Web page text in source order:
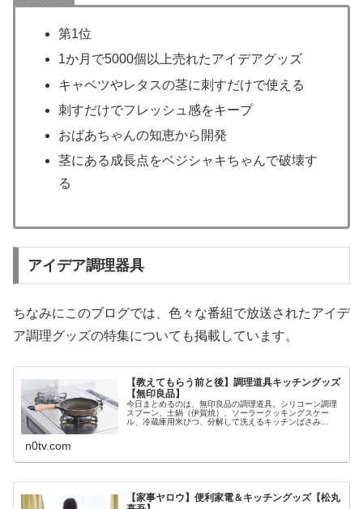
第1位
1か月で5000個以上売れたアイデアグッズ
キャベツやレタスの茎に刺すだけで使える
刺すだけでフレッシュ感をキープ
おばあちゃんの知恵から開発
茎にある成長点をベジシャキちゃんで破壊す
る
アイデア調理器具
ちなみにこのブログでは、色々な番組で放送されたアイデ
ア調理グッズの特集についても掲載しています。
【教えてもらう前と後】調理道具キッチングッズ
【無印良品】
今日まとめるのは、無印良品の調理道具。シリコーン調理
スプーン、土鍋（伊賀焼）、ソーラークッキングスケー
ル、冷蔵庫用米びつ、分解して洗えるキッチンばさみ
n0tv.com
【家事ヤロウ】便利家電＆キッチングッズ【松丸